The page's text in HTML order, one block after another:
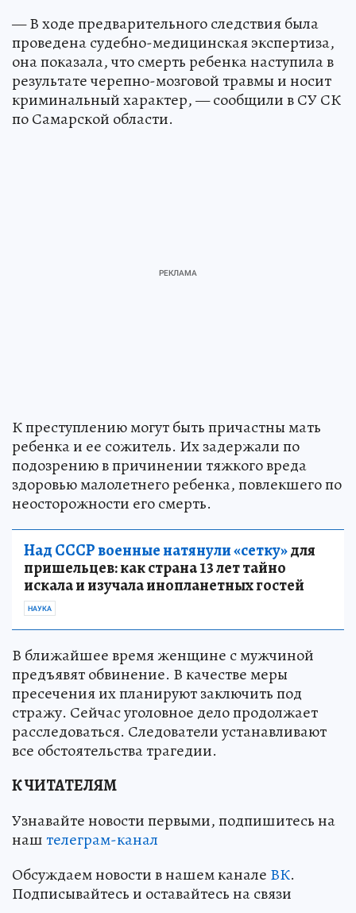
— В ходе предварительного следствия была
проведена судебно-медицинская экспертиза,
она показала, что смерть ребенка наступила в
результате черепно-мозговой травмы и носит
криминальный характер, — сообщили в СУ СК
по Самарской области.
К преступлению могут быть причастны мать
ребенка и ее сожитель. Их задержали по
подозрению в причинении тяжкого вреда
здоровью малолетнего ребенка, повлекшего по
неосторожности его смерть.
Над СССР военные натянули «сетку»для
пришельцев: как страна 13 лет тайно
искала и изучала инопланетных гостей
НАУКА
В ближайшее время женщине с мужчиной
предъявят обвинение. В качестве меры
пресечения их планируют заключить под
стражу. Сейчас уголовное дело продолжает
расследоваться. Следователи устанавливают
все обстоятельства трагедии.
К ЧИТАТЕЛЯМ
Узнавайте новости первыми, подпишитесь на
наштелеграм-канал
Обсуждаем новости в нашем канале ВК.
Подписывайтесь и оставайтесь на связи